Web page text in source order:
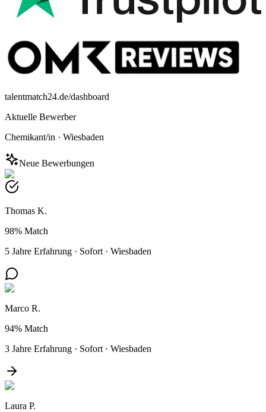
talentmatch24.de/dashboard
Aktuelle Bewerber
Chemikant/in · Wiesbaden
Neue Bewerbungen
Thomas K.
98% Match
5 Jahre Erfahrung · Sofort · Wiesbaden
Marco R.
94% Match
3 Jahre Erfahrung · Sofort · Wiesbaden
Laura P.